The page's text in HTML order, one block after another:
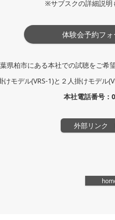
※サブスクの詳細説明
体験会予約フ
県柏市にある本社での試聴をご希
けモデル(VRS-1)と２人掛けモデル
本社電話番号：
外部リンク